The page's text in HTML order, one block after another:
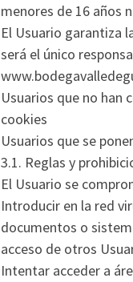
menores de 16 años
El Usuario garantiza
será el único
Usuarios que no han
cookies
Usuarios que se
3.1. Reglas y
El Usuario se
Introducir en la red
documentos o
acceso de otros
Intentar acceder a